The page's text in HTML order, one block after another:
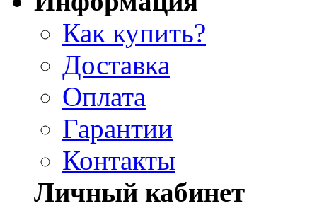
Как купить?
Доставка
Оплата
Гарантии
Контакты
Личный кабинет